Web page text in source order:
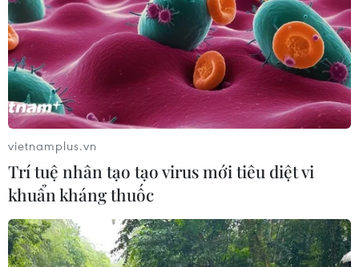
Cục trưởng Điện ảnh bị kỷ luật
28/10/2019 13:13
Liên quan đến việc để “lọt” phim hoạt hình “Người tuyết
bé nhỏ” có hình ảnh “đường lưỡi bò” ra rạp, quyền Cục
trưởng Cục Điện ảnh Nguyễn Thị Thu Hà bị xử lý kỷ luật.
vietnamplus.vn
Trí tuệ nhân tạo tạo virus mới tiêu diệt vi
khuẩn kháng thuốc